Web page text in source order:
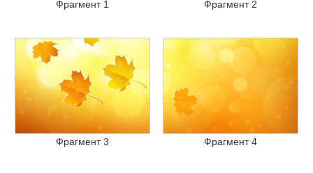
Фрагмент 1 Фрагмент 2
Фрагмент 3 Фрагмент 4